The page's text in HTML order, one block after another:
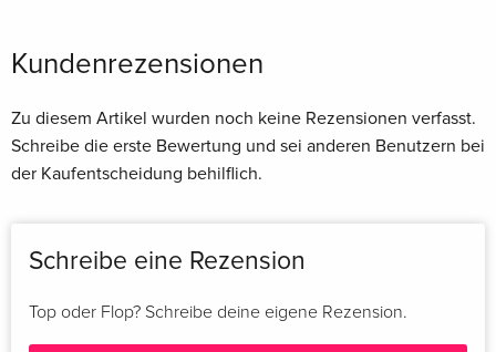
Kundenrezensionen
Zu diesem Artikel wurden noch keine Rezensionen verfasst.
Schreibe die erste Bewertung und sei anderen Benutzern bei
der Kaufentscheidung behilflich.
Schreibe eine Rezension
Top oder Flop? Schreibe deine eigene Rezension.